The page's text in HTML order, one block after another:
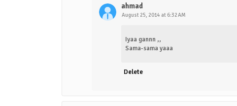
ahmad
August 25, 2014 at 6:32 AM
Iyaa gannn ,,
Sama-sama yaaa
Delete